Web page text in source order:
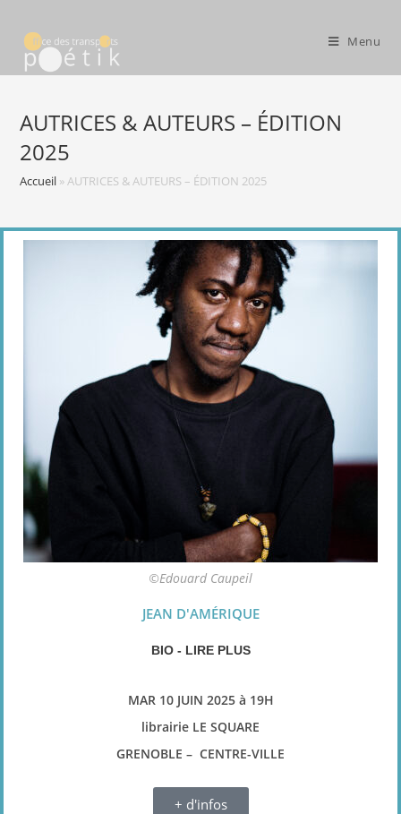
Menu
AUTRICES & AUTEURS – ÉDITION
2025
Accueil »AUTRICES & AUTEURS – ÉDITION 2025
©Edouard Caupeil
JEAN D'AMÉRIQUE
BIO - LIRE PLUS
MAR 10 JUIN 2025 à 19H
librairie LE SQUARE
GRENOBLE – CENTRE-VILLE
+ d'infos